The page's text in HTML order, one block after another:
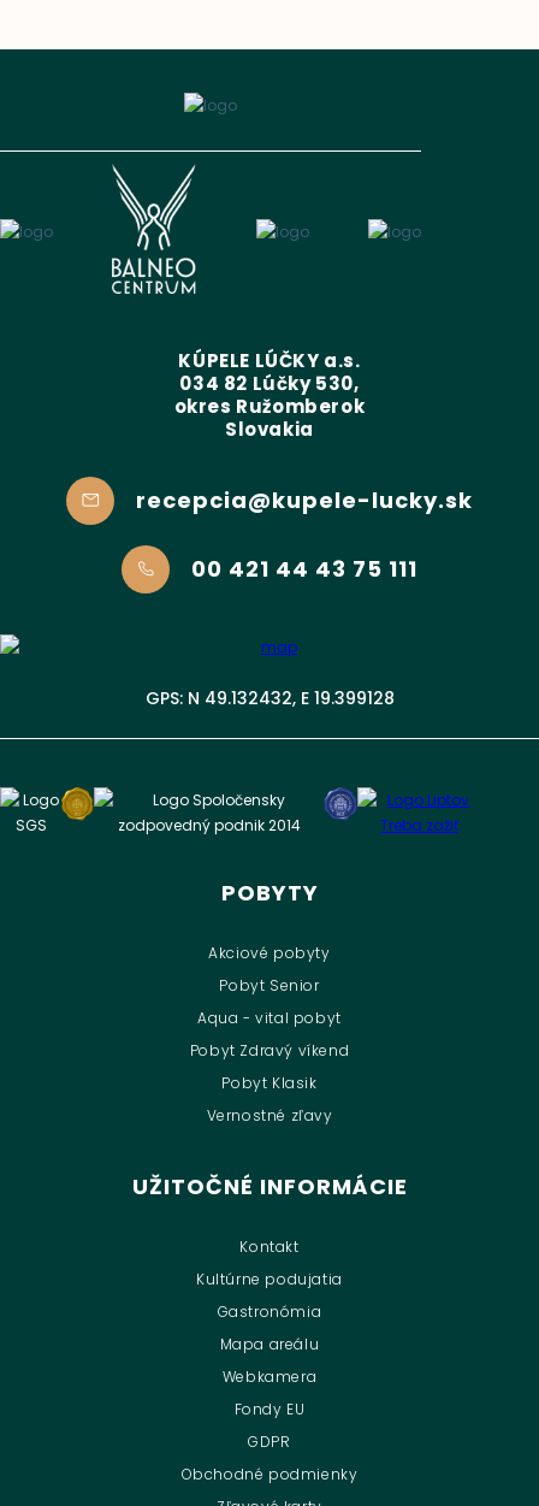
KÚPELE LÚČKY a.s.
034 82 Lúčky 530,
okres Ružomberok
Slovakia
recepcia@kupele-lucky.sk
00 421 44 43 75 111
GPS: N 49.132432, E 19.399128
POBYTY
Akciové pobyty
Pobyt Senior
Aqua - vital pobyt
Pobyt Zdravý víkend
Pobyt Klasik
Vernostné zľavy
UŽITOČNÉ INFORMÁCIE
Kontakt
Kultúrne podujatia
Gastronómia
Mapa areálu
Webkamera
Fondy EU
GDPR
Obchodné podmienky